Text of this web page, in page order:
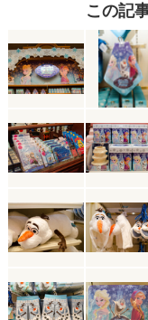
この記